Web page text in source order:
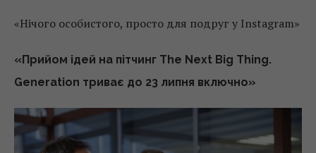
«Нічого особистого, просто для подруг у Instagram»
«Прийом ідей на пітчинг The Next Big Thing.
Generation триває до 23 липня включно»